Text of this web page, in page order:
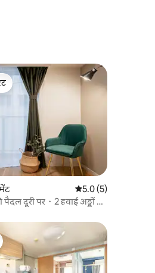
औसत रेटिंग 5 में से 5.0,
5.0 (5)
पैदल दूरी पर・2 हवाई अड्डों के